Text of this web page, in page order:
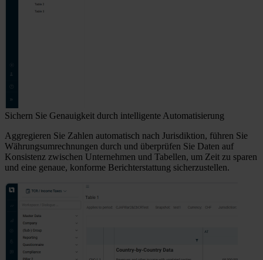
Sichern Sie Genauigkeit durch intelligente Automatisierung
Aggregieren Sie Zahlen automatisch nach Jurisdiktion, führen Sie
Währungsumrechnungen durch und überprüfen Sie Daten auf
Konsistenz zwischen Unternehmen und Tabellen, um Zeit zu sparen
und eine genaue, konforme Berichterstattung sicherzustellen.